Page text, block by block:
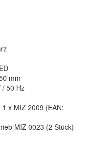
mm
/ 50 Hz
x MIZ 2009 (EAN:
MIZ 0023 (2 Stück)